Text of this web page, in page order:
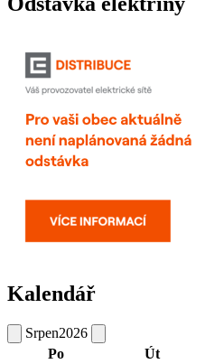
Kalendář
Srpen2026
Po
Út